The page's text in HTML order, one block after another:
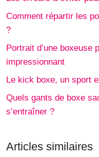
Comment répartir les
?
Portrait d’une boxeuse
impressionnant
Le kick boxe, un sport
Quels gants de boxe
s’entraîner ?
Articles similaires